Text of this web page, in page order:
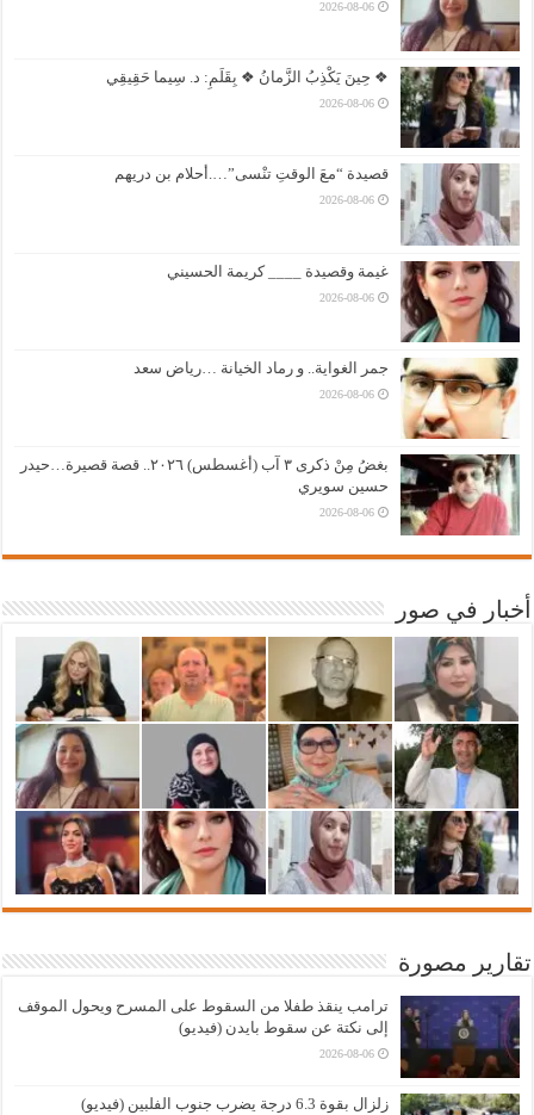
2026-08-06
❖ حِينَ يَكْذِبُ الزَّمانُ ❖ بِقَلَمِ: د. سِيما حَقِيقِي
2026-08-06
قصيدة “معَ الوقتِ تنْسى”….أحلام بن دريهم
2026-08-06
غيمة وقصيدة ____ كريمة الحسيني
2026-08-06
جمر الغواية.. و رماد الخيانة …رياض سعد
2026-08-06
بغضُ مِنْ ذكرى ٣ آب (أغسطس) ٢٠٢٦.. قصة قصيرة…حيدر
حسين سويري
2026-08-06
أخبار في صور
تقارير مصورة
ترامب ينقذ طفلا من السقوط على المسرح ويحول الموقف
إلى نكتة عن سقوط بايدن (فيديو)
2026-08-06
زلزال بقوة 6.3 درجة يضرب جنوب الفلبين (فيديو)